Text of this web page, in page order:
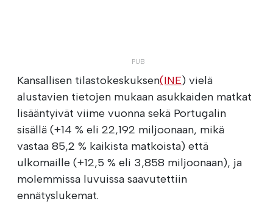
Kansallisen tilastokeskuksen(INE) vielä
alustavien tietojen mukaan asukkaiden matkat
lisääntyivät viime vuonna sekä Portugalin
sisällä (+14 % eli 22,192 miljoonaan, mikä
vastaa 85,2 % kaikista matkoista) että
ulkomaille (+12,5 % eli 3,858 miljoonaan), ja
molemmissa luvuissa saavutettiin
ennätyslukemat.